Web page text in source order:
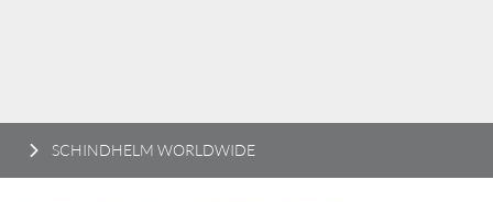
SCHINDHELM WORLDWIDE